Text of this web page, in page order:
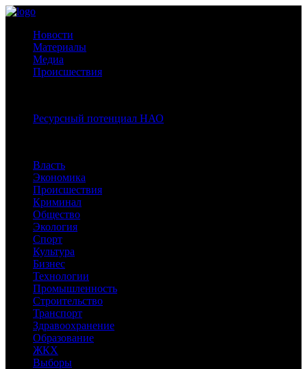
Новости
Материалы
Медиа
Происшествия
Ресурсный потенциал НАО
Власть
Экономика
Происшествия
Криминал
Общество
Экология
Спорт
Культура
Бизнес
Технологии
Промышленность
Строительство
Транспорт
Здравоохранение
Образование
ЖКХ
Выборы